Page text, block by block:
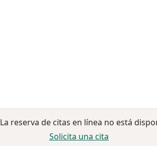
La reserva de citas en línea no está
Solicita una cita